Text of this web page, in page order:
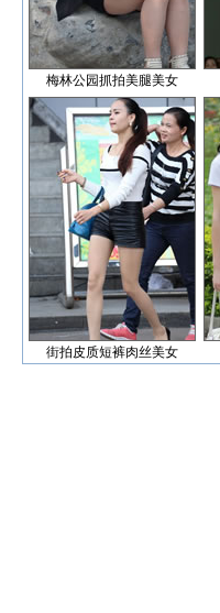
梅林公园抓拍美腿美女
街拍皮质短裤肉丝美女